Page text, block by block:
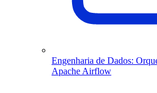
Engenharia de Dados:
Apache Airflow